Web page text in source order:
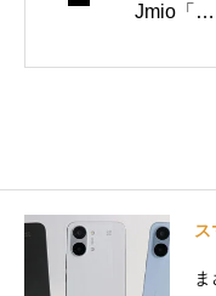
Jmio「arr
入できる
キャンペ
ーン開催
ス